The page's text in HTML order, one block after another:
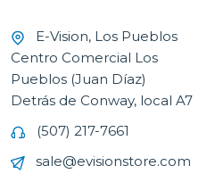
E-Vision, Los Pueblos
Centro Comercial Los
Pueblos (Juan Díaz)
Detrás de Conway, local A7
(507) 217-7661
sale@evisionstore.com